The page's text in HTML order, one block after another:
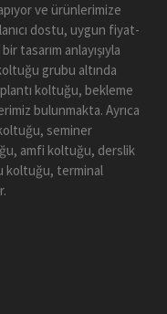
ve ürünlerimize
dostu, uygun fiyat-
tasarım anlayışıyla
grubu altında
koltuğu, bekleme
bulunmakta. Ayrıca
seminer
amfi koltuğu, derslik
koltuğu, terminal